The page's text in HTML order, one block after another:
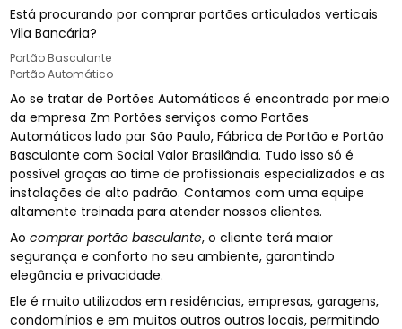
Está procurando por comprar portões articulados verticais
Vila Bancária?
Portão Basculante
Portão Automático
Ao se tratar de Portões Automáticos é encontrada por meio
da empresa Zm Portões serviços como Portões
Automáticos lado par São Paulo, Fábrica de Portão e Portão
Basculante com Social Valor Brasilândia. Tudo isso só é
possível graças ao time de profissionais especializados e as
instalações de alto padrão. Contamos com uma equipe
altamente treinada para atender nossos clientes.
Aocomprar portão basculante, o cliente terá maior
segurança e conforto no seu ambiente, garantindo
elegância e privacidade.
Ele é muito utilizados em residências, empresas, garagens,
condomínios e em muitos outros outros locais, permitindo